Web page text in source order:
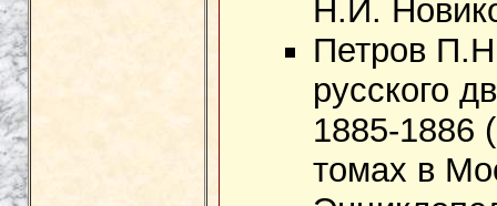
Н.И.
Петров
русского
1885-1886
томах в